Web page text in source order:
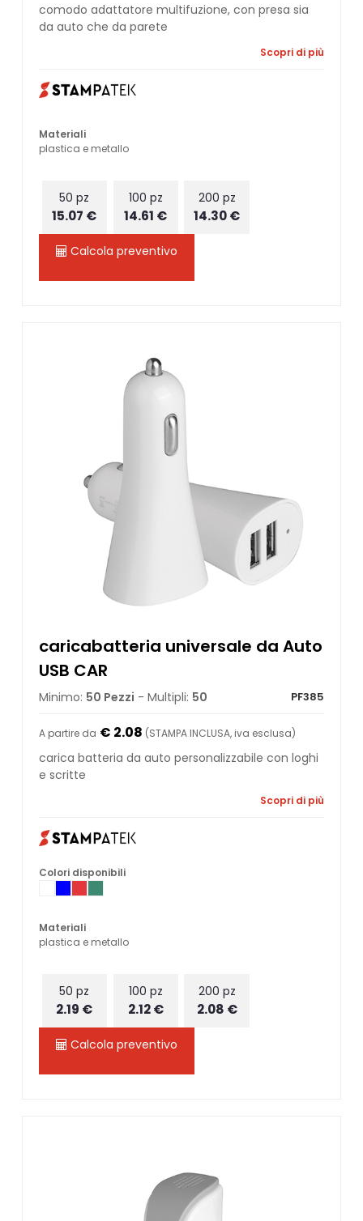
comodo adattatore multifuzione, con presa sia
da auto che da parete
Scopri di più
Materiali
plastica e metallo
50 pz
15.07 €
100 pz
14.61 €
200 pz
14.30 €
Calcola preventivo
caricabatteria universale da Auto
USB CAR
Minimo: 50 Pezzi - Multipli: 50 PF385
A partire da € 2.08 (STAMPA INCLUSA, iva esclusa)
carica batteria da auto personalizzabile con loghi
e scritte
Scopri di più
Colori disponibili
Materiali
plastica e metallo
50 pz
2.19 €
100 pz
2.12 €
200 pz
2.08 €
Calcola preventivo